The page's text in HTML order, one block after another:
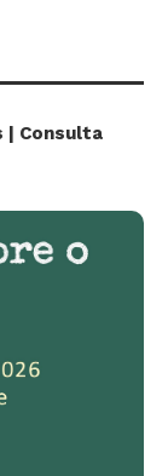
| Consulta